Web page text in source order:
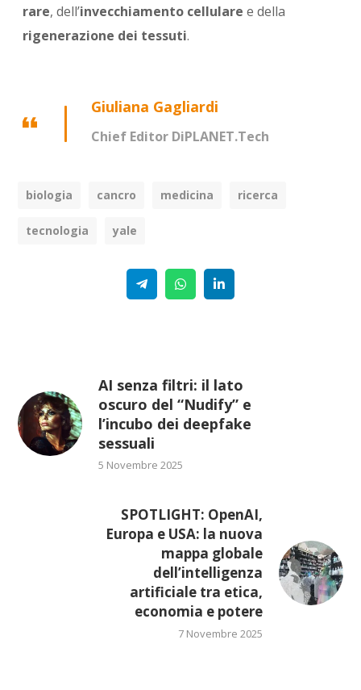
rare, dell’invecchiamento cellulare e della
rigenerazione dei tessuti.
Giuliana Gagliardi
Chief Editor DiPLANET.Tech
biologia cancro medicina ricerca
tecnologia yale
TelegramWhatsApp
AI senza filtri: il lato
oscuro del “Nudify” e
l’incubo dei deepfake
sessuali
5 Novembre 2025
SPOTLIGHT: OpenAI,
Europa e USA: la nuova
mappa globale
dell’intelligenza
artificiale tra etica,
economia e potere
7 Novembre 2025